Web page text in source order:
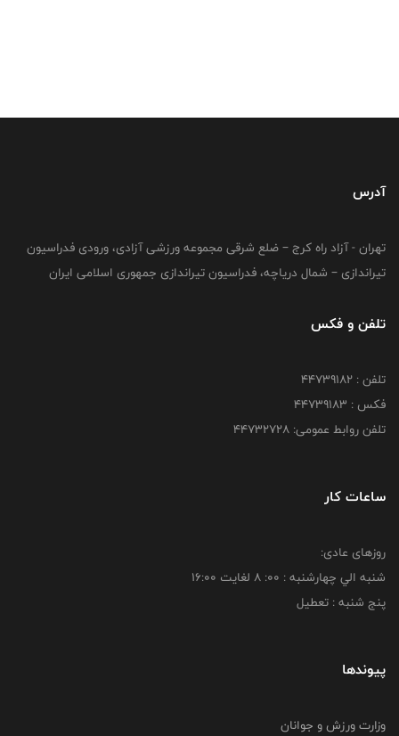
آدرس
تهران - آزاد راه کرج – ضلع شرقی مجموعه ورزشی آزادی، ورودی فدراسیون
تیراندازی – شمال دریاچه، فدراسیون تیراندازی جمهوری اسلامی ایران
تلفن و فکس
تلفن : ۴۴۷۳۹۱۸۲
فکس : ۴۴۷۳۹۱۸3
تلفن روابط عمومی: ۴۴۷۳۲۷۲۸
ساعات کار
روزهای عادی:
شنبه الي چهارشنبه : 00: 8 لغايت 16:00
پنج شنبه : تعطیل
پیوندها
وزارت ورزش و جوانان